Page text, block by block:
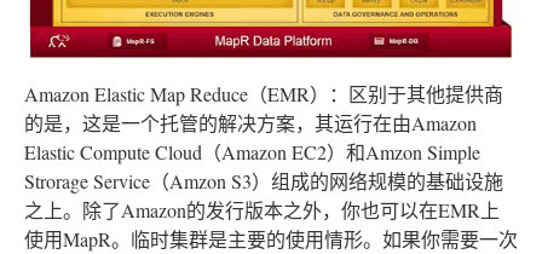
Amazon Elastic Map Reduce（EMR）：区别于其他提供商
的是，这是一个托管的解决方案，其运行在由Amazon
Elastic Compute Cloud（Amazon EC2）和Amzon Simple
Strorage Service（Amzon S3）组成的网络规模的基础设施
之上。除了Amazon的发行版本之外，你也可以在EMR上
使用MapR。临时集群是主要的使用情形。如果你需要一次